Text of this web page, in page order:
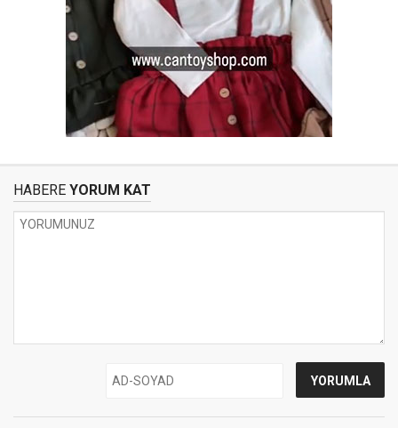
HABERE YORUM KAT